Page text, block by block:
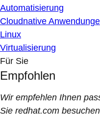
Automatisierung
Cloudnative
Linux
Virtualisierung
Für Sie
Empfohlen
Wir empfehlen Ihnen
Sie redhat.com